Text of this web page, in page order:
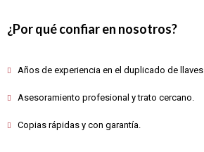
¿Por qué confiar en nosotros?
Años de experiencia en el duplicado de llaves.
Asesoramiento profesional y trato cercano.
Copias rápidas y con garantía.